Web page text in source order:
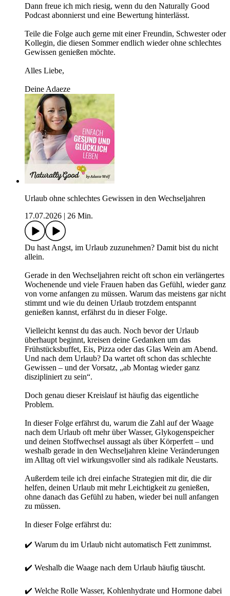
Dann freue ich mich riesig, wenn du den Naturally Good
Podcast abonnierst und eine Bewertung hinterlässt.
Teile die Folge auch gerne mit einer Freundin, Schwester oder
Kollegin, die diesen Sommer endlich wieder ohne schlechtes
Gewissen genießen möchte.
Alles Liebe,
Deine Adaeze
Urlaub ohne schlechtes Gewissen in den Wechseljahren
17.07.2026
26 Min.
Du hast Angst, im Urlaub zuzunehmen? Damit bist du nicht
allein.
Gerade in den Wechseljahren reicht oft schon ein verlängertes
Wochenende und viele Frauen haben das Gefühl, wieder ganz
von vorne anfangen zu müssen. Warum das meistens gar nicht
stimmt und wie du deinen Urlaub trotzdem entspannt
genießen kannst, erfährst du in dieser Folge.
Vielleicht kennst du das auch. Noch bevor der Urlaub
überhaupt beginnt, kreisen deine Gedanken um das
Frühstücksbuffet, Eis, Pizza oder das Glas Wein am Abend.
Und nach dem Urlaub? Da wartet oft schon das schlechte
Gewissen – und der Vorsatz, „ab Montag wieder ganz
diszipliniert zu sein“.
Doch genau dieser Kreislauf ist häufig das eigentliche
Problem.
In dieser Folge erfährst du, warum die Zahl auf der Waage
nach dem Urlaub oft mehr über Wasser, Glykogenspeicher
und deinen Stoffwechsel aussagt als über Körperfett – und
weshalb gerade in den Wechseljahren kleine Veränderungen
im Alltag oft viel wirkungsvoller sind als radikale Neustarts.
Außerdem teile ich drei einfache Strategien mit dir, die dir
helfen, deinen Urlaub mit mehr Leichtigkeit zu genießen,
ohne danach das Gefühl zu haben, wieder bei null anfangen
zu müssen.
In dieser Folge erfährst du:
✔️ Warum du im Urlaub nicht automatisch Fett zunimmst.
✔️ Weshalb die Waage nach dem Urlaub häufig täuscht.
✔️ Welche Rolle Wasser, Kohlenhydrate und Hormone dabei